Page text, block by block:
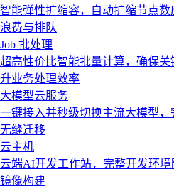
智能弹性扩缩容，自动扩缩节点
浪费与排队
Job 批处理
超高性价比智能批量计算，确保
升业务处理效率
大模型云服务
一键接入并秒级切换主流大模型
无缝迁移
云主机
云端AI开发工作站，完整开发环境
镜像构建